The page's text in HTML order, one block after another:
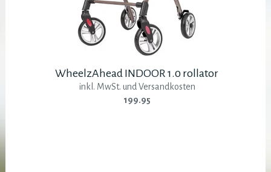
WheelzAhead INDOOR 1.0 rollator
inkl. MwSt. und Versandkosten
199.95